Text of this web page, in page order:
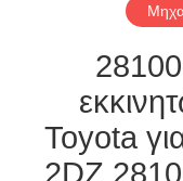
ΠΟΙΟΤΙΚΌΣ
ΈΛΕΓΧΟΣ
ΜΑΣ
ΕΛΆΤΕ
Toyota
2DZ